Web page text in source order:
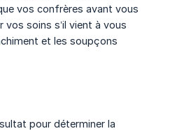
vos confrères avant vous
vos soins s’il vient à vous
et les soupçons
pour déterminer la